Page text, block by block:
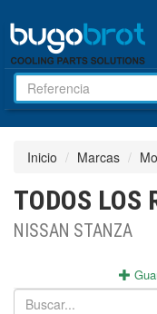
Inicio Marcas
TODOS LOS
NISSAN STANZA